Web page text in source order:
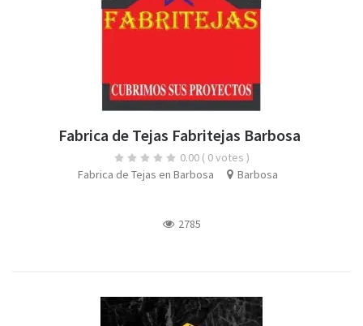
Fabrica de Tejas Fabritejas Barbosa
0.00 ( 0 votes )
Fabrica de Tejas en Barbosa
Barbosa
2785